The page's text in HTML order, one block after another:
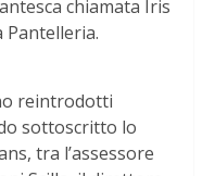
chiamata Iris
reintrodotti
sottoscritto lo
tra l’assessore